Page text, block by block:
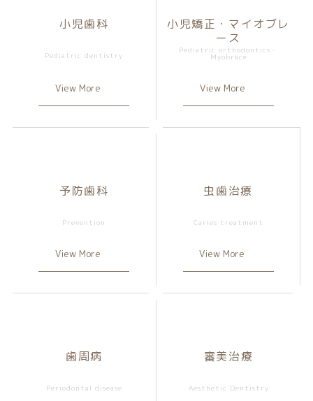
小児歯科
View More
小児矯正・マイオブレ
ース
View More
予防歯科
View More
虫歯治療
View More
歯周病 審美治療